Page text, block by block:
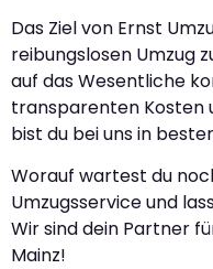
Das Ziel von Ernst
reibungslosen Umzug
auf das Wesentliche
transparenten Kosten
bist du bei uns in
Worauf wartest du
Umzugsservice und
Wir sind dein Partner
Mainz!